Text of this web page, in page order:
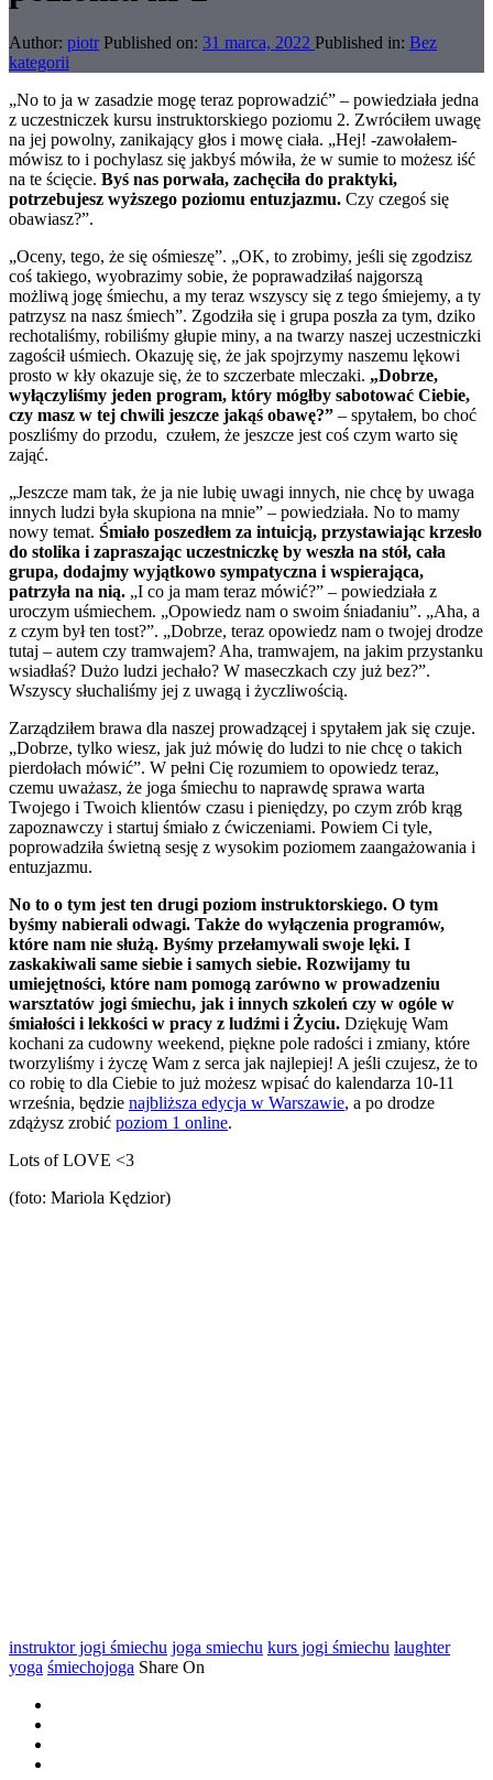
Author: piotr Published on: 31 marca, 2022 Published in: Bez
kategorii
„No to ja w zasadzie mogę teraz poprowadzić” – powiedziała jedna
z uczestniczek kursu instruktorskiego poziomu 2. Zwróciłem uwagę
na jej powolny, zanikający głos i mowę ciała. „Hej! -zawołałem-
mówisz to i pochylasz się jakbyś mówiła, że w sumie to możesz iść
na te ścięcie. Byś nas porwała, zachęciła do praktyki,
potrzebujesz wyższego poziomu entuzjazmu. Czy czegoś się
obawiasz?”.
„Oceny, tego, że się ośmieszę”. „OK, to zrobimy, jeśli się zgodzisz
coś takiego, wyobrazimy sobie, że poprawadziłaś najgorszą
możliwą jogę śmiechu, a my teraz wszyscy się z tego śmiejemy, a ty
patrzysz na nasz śmiech”. Zgodziła się i grupa poszła za tym, dziko
rechotaliśmy, robiliśmy głupie miny, a na twarzy naszej uczestniczki
zagościł uśmiech. Okazuję się, że jak spojrzymy naszemu lękowi
prosto w kły okazuje się, że to szczerbate mleczaki. „Dobrze,
wyłączyliśmy jeden program, który mógłby sabotować Ciebie,
czy masz w tej chwili jeszcze jakąś obawę?” – spytałem, bo choć
poszliśmy do przodu, czułem, że jeszcze jest coś czym warto się
zająć.
„Jeszcze mam tak, że ja nie lubię uwagi innych, nie chcę by uwaga
innych ludzi była skupiona na mnie” – powiedziała. No to mamy
nowy temat. Śmiało poszedłem za intuicją, przystawiając krzesło
do stolika i zapraszając uczestniczkę by weszła na stół, cała
grupa, dodajmy wyjątkowo sympatyczna i wspierająca,
patrzyła na nią. „I co ja mam teraz mówić?” – powiedziała z
uroczym uśmiechem. „Opowiedz nam o swoim śniadaniu”. „Aha, a
z czym był ten tost?”. „Dobrze, teraz opowiedz nam o twojej drodze
tutaj – autem czy tramwajem? Aha, tramwajem, na jakim przystanku
wsiadłaś? Dużo ludzi jechało? W maseczkach czy już bez?”.
Wszyscy słuchaliśmy jej z uwagą i życzliwością.
Zarządziłem brawa dla naszej prowadzącej i spytałem jak się czuje.
„Dobrze, tylko wiesz, jak już mówię do ludzi to nie chcę o takich
pierdołach mówić”. W pełni Cię rozumiem to opowiedz teraz,
czemu uważasz, że joga śmiechu to naprawdę sprawa warta
Twojego i Twoich klientów czasu i pieniędzy, po czym zrób krąg
zapoznawczy i startuj śmiało z ćwiczeniami. Powiem Ci tyle,
poprowadziła świetną sesję z wysokim poziomem zaangażowania i
entuzjazmu.
No to o tym jest ten drugi poziom instruktorskiego. O tym
byśmy nabierali odwagi. Także do wyłączenia programów,
które nam nie służą. Byśmy przełamywali swoje lęki. I
zaskakiwali same siebie i samych siebie. Rozwijamy tu
umiejętności, które nam pomogą zarówno w prowadzeniu
warsztatów jogi śmiechu, jak i innych szkoleń czy w ogóle w
śmiałości i lekkości w pracy z ludźmi i Życiu. Dziękuję Wam
kochani za cudowny weekend, piękne pole radości i zmiany, które
tworzyliśmy i życzę Wam z serca jak najlepiej! A jeśli czujesz, że to
co robię to dla Ciebie to już możesz wpisać do kalendarza 10-11
września, będzie najbliższa edycja w Warszawie, a po drodze
zdążysz zrobić poziom 1 online.
Lots of LOVE <3
(foto: Mariola Kędzior)
instruktor jogi śmiechu joga smiechu kurs jogi śmiechu laughter
yoga śmiechojoga Share On